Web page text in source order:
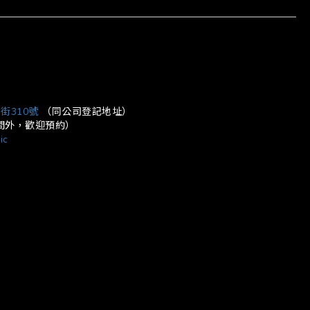
310號（同公司登記地址）
，歡迎預約）